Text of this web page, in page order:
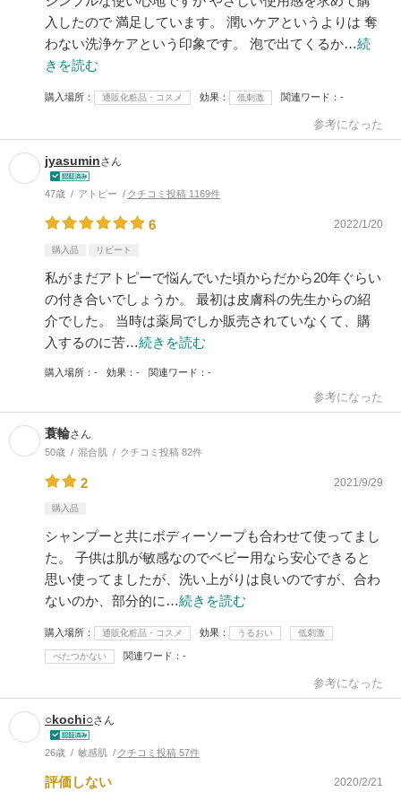
入したので 満足しています。 潤いケアというよりは 奪
わない洗浄ケアという印象です。 泡で出てくるか…続
きを読む
購入場所 通販化粧品・コスメ 効果 低刺激 関連ワード -
参考になった
jyasuminさん
47歳 アトピー クチコミ投稿 1169件
6 2022/1/20
購入品 リピート
私がまだアトピーで悩んでいた頃からだから20年ぐらい
の付き合いでしょうか。 最初は皮膚科の先生からの紹
介でした。 当時は薬局でしか販売されていなくて、購
入するのに苦…続きを読む
購入場所 - 効果 - 関連ワード -
参考になった
蓑輪さん
50歳 混合肌 クチコミ投稿 82件
2 2021/9/29
購入品
シャンプーと共にボディーソープも合わせて使ってまし
た。 子供は肌が敏感なのでベビー用なら安心できると
思い使ってましたが、洗い上がりは良いのですが、合わ
ないのか、部分的に…続きを読む
購入場所 通販化粧品・コスメ 効果 うるおい 低刺激
べたつかない 関連ワード -
参考になった
○kochi○さん
26歳 敏感肌 クチコミ投稿 57件
評価しない 2020/2/21